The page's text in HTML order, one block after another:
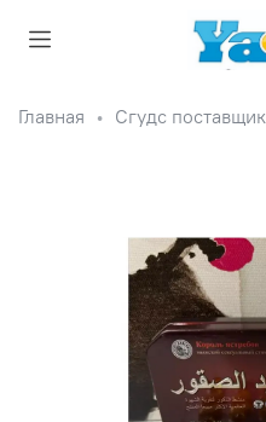
Главная Сгудс поставщик